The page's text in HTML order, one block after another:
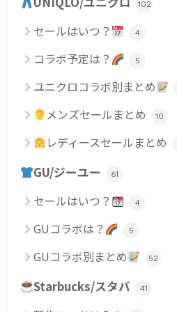
102
セールはいつ？ 4
コラボ予定は？ 5
ユニクロコラボ別まとめ
メンズセールまとめ 10
レディースセールまとめ
GU/ジーユー 61
セールはいつ？ 4
GUコラボは？ 5
GUコラボ別まとめ 52
Starbucks/スタバ 41